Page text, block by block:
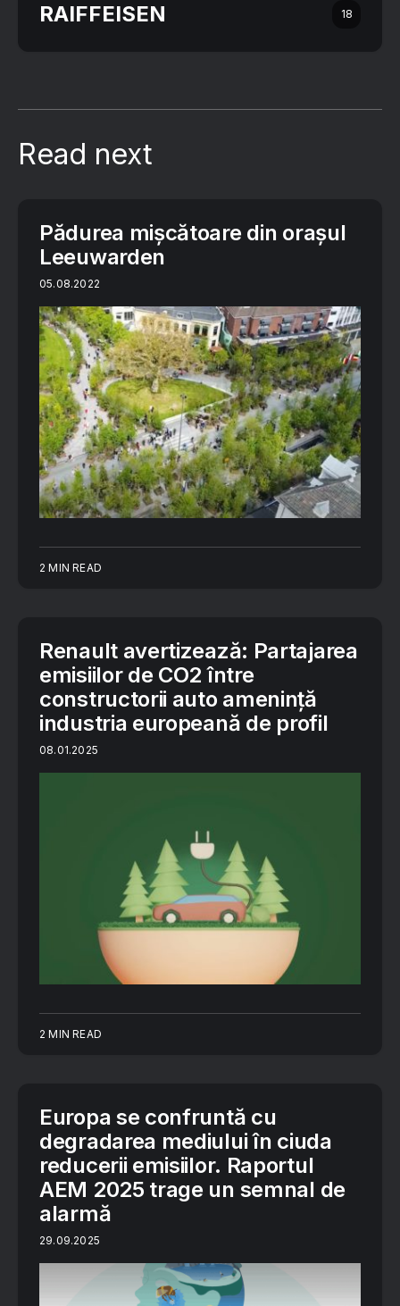
RAIFFEISEN 18
Read next
Pădurea mișcătoare din orașul
Leeuwarden
05.08.2022
2 MIN READ
Renault avertizează: Partajarea
emisiilor de CO2 între
constructorii auto amenință
industria europeană de profil
08.01.2025
2 MIN READ
Europa se confruntă cu
degradarea mediului în ciuda
reducerii emisiilor. Raportul
AEM 2025 trage un semnal de
alarmă
29.09.2025